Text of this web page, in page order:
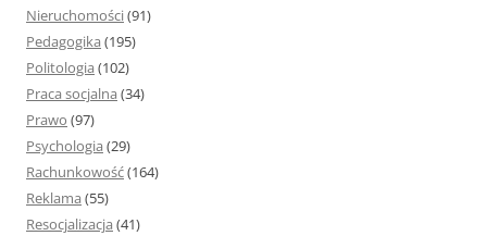
Nieruchomości(91)
Pedagogika (195)
Politologia (102)
Praca socjalna (34)
Prawo (97)
Psychologia (29)
Rachunkowość(164)
Reklama (55)
Resocjalizacja (41)